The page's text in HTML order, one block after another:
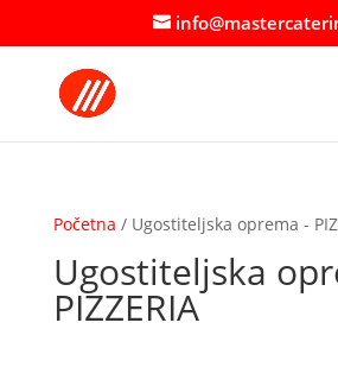
Početna / Ugostiteljska oprema -
Ugostiteljska
PIZZERIA